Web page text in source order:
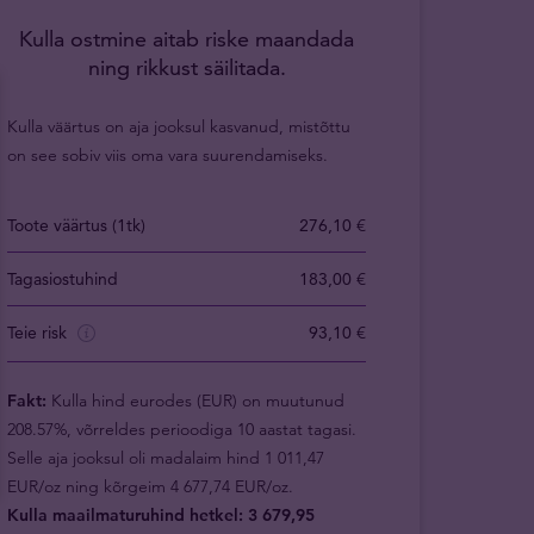
Kulla ostmine aitab riske maandada
ning rikkust säilitada.
Kulla väärtus on aja jooksul kasvanud, mistõttu
on see sobiv viis oma vara suurendamiseks.
Toote väärtus (1tk) 276,10 €
Tagasiostuhind 183,00 €
Teie risk 93,10 €
Fakt: Kulla hind eurodes (EUR) on muutunud
208.57%, võrreldes perioodiga 10 aastat tagasi.
Selle aja jooksul oli madalaim hind 1 011,47
EUR/oz ning kõrgeim 4 677,74 EUR/oz.
Kulla maailmaturuhind hetkel: 3 679,95